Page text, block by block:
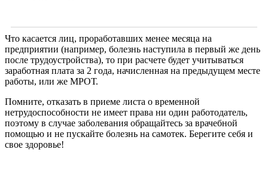
Что касается лиц, проработавших менее месяца на
предприятии (например, болезнь наступила в первый же день
после трудоустройства), то при расчете будет учитываться
заработная плата за 2 года, начисленная на предыдущем месте
работы, или же МРОТ.
Помните, отказать в приеме листа о временной
нетрудоспособности не имеет права ни один работодатель,
поэтому в случае заболевания обращайтесь за врачебной
помощью и не пускайте болезнь на самотек. Берегите себя и
свое здоровье!